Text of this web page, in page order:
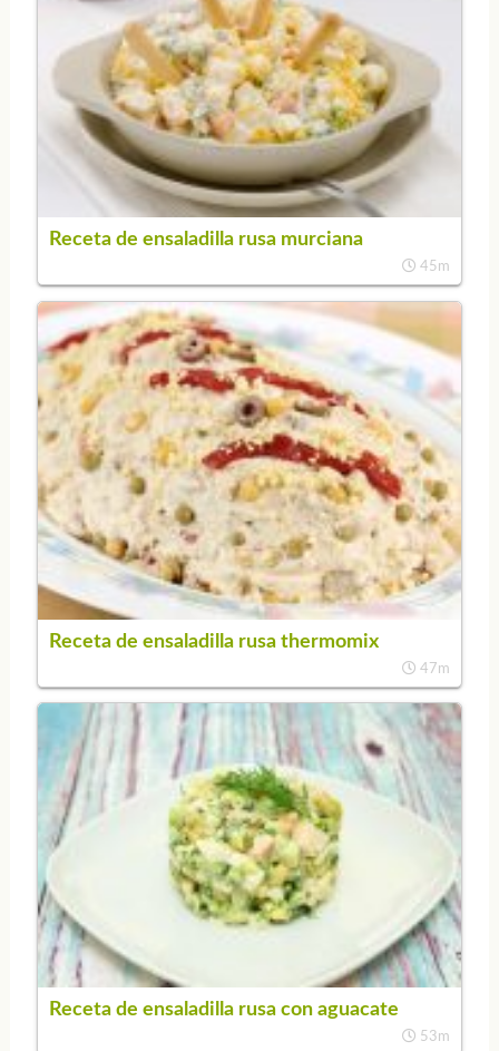
Receta de ensaladilla rusa murciana
45m
Receta de ensaladilla rusa thermomix
47m
Receta de ensaladilla rusa con aguacate
53m